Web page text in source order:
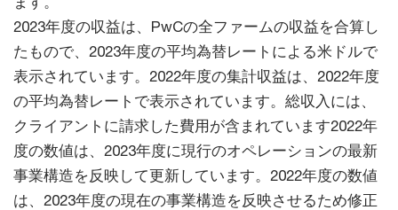
2023年度の収益は、PwCの全ファームの収益を合算し
たもので、2023年度の平均為替レートによる米ドルで
表示されています。2022年度の集計収益は、2022年度
の平均為替レートで表示されています。総収入には、
クライアントに請求した費用が含まれています2022年
度の数値は、2023年度に現行のオペレーションの最新
事業構造を反映して更新しています。2022年度の数値
は、2023年度の現在の事業構造を反映させるため修正